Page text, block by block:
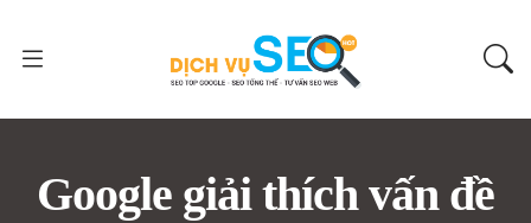
Google giải thích vấn đề